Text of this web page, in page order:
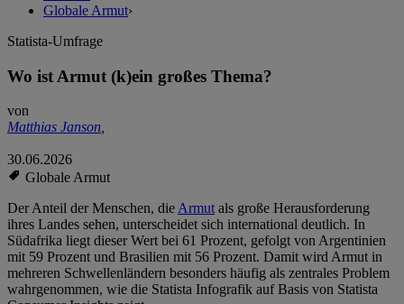
Globale Armut›
Statista-Umfrage
Wo ist Armut (k)ein großes Thema?
von
Matthias Janson,
30.06.2026
Globale Armut
Der Anteil der Menschen, dieArmutals große Herausforderung
ihres Landes sehen, unterscheidet sich international deutlich. In
Südafrika liegt dieser Wert bei 61 Prozent, gefolgt von Argentinien
mit 59 Prozent und Brasilien mit 56 Prozent. Damit wird Armut in
mehreren Schwellenländern besonders häufig als zentrales Problem
wahrgenommen, wie die Statista Infografik auf Basis von Statista